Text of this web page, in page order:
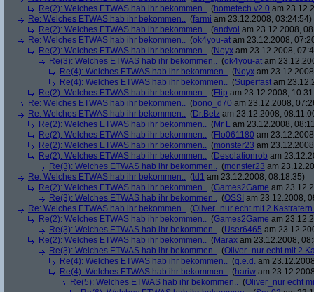
Re(2): Welches ETWAS hab ihr bekommen.. (hometech.v2.0 am
Re: Welches ETWAS hab ihr bekommen.. (farmi am 23.12.2008, 03:24:54)
Re(2): Welches ETWAS hab ihr bekommen.. (andvol am 23.12.2008,
Re: Welches ETWAS hab ihr bekommen.. (ok4you-at am 23.12.2008,
Re(2): Welches ETWAS hab ihr bekommen.. (Noyx am 23.12.2008,
Re(3): Welches ETWAS hab ihr bekommen.. (ok4you-at am
Re(4): Welches ETWAS hab ihr bekommen.. (Noyx am
Re(4): Welches ETWAS hab ihr bekommen.. (Superfast am
Re(2): Welches ETWAS hab ihr bekommen.. (Flip am 23.12.2008,
Re: Welches ETWAS hab ihr bekommen.. (bono_d70 am 23.12.2008,
Re: Welches ETWAS hab ihr bekommen.. (Dr.Betz am 23.12.2008,
Re(2): Welches ETWAS hab ihr bekommen.. (Mr L am 23.12.2008,
Re(2): Welches ETWAS hab ihr bekommen.. (Flo061180 am
Re(2): Welches ETWAS hab ihr bekommen.. (monster23 am
Re(2): Welches ETWAS hab ihr bekommen.. (Desolationrob am
Re(3): Welches ETWAS hab ihr bekommen.. (monster23 am
Re: Welches ETWAS hab ihr bekommen.. (td1 am 23.12.2008, 08:18:35)
Re(2): Welches ETWAS hab ihr bekommen.. (Games2Game am
Re(3): Welches ETWAS hab ihr bekommen.. (OSSI am 23.12.2008,
Re: Welches ETWAS hab ihr bekommen.. (Oliver_nur echt mit 2
Re(2): Welches ETWAS hab ihr bekommen.. (Games2Game am
Re(3): Welches ETWAS hab ihr bekommen.. (User6465 am
Re(2): Welches ETWAS hab ihr bekommen.. (Marax am 23.12.2008,
Re(3): Welches ETWAS hab ihr bekommen.. (Oliver_nur echt mit 2
Re(4): Welches ETWAS hab ihr bekommen.. (q.e.d. am
Re(4): Welches ETWAS hab ihr bekommen.. (hariw am
Re(5): Welches ETWAS hab ihr bekommen.. (Oliver_nur echt